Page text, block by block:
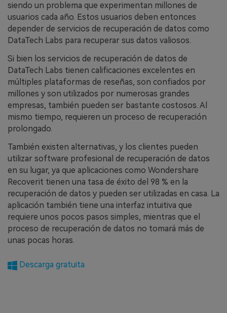
siendo un problema que experimentan millones de
usuarios cada año. Estos usuarios deben entonces
depender de servicios de recuperación de datos como
DataTech Labs para recuperar sus datos valiosos.
Si bien los servicios de recuperación de datos de
DataTech Labs tienen calificaciones excelentes en
múltiples plataformas de reseñas, son confiados por
millones y son utilizados por numerosas grandes
empresas, también pueden ser bastante costosos. Al
mismo tiempo, requieren un proceso de recuperación
prolongado.
También existen alternativas, y los clientes pueden
utilizar software profesional de recuperación de datos
en su lugar, ya que aplicaciones como Wondershare
Recoverit tienen una tasa de éxito del 98 % en la
recuperación de datos y pueden ser utilizadas en casa. La
aplicación también tiene una interfaz intuitiva que
requiere unos pocos pasos simples, mientras que el
proceso de recuperación de datos no tomará más de
unas pocas horas.
Descarga gratuita